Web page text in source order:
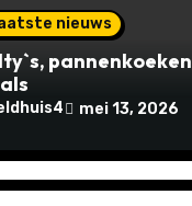
nieuws
pannenkoeken
mei 13, 2026